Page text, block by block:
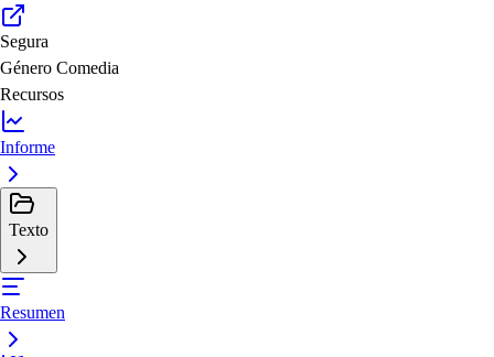
Segura
Género Comedia
Recursos
Informe
Texto
Resumen